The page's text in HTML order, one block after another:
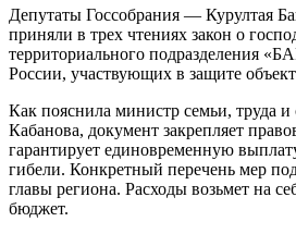
Депутаты Госсобрания — Курултая
приняли в трех чтениях закон о
территориального подразделения
России, участвующих в защите
Как пояснила министр семьи, труда
Кабанова, документ закрепляет
гарантирует единовременную
гибели. Конкретный перечень мер
главы региона. Расходы возьмет на
бюджет.